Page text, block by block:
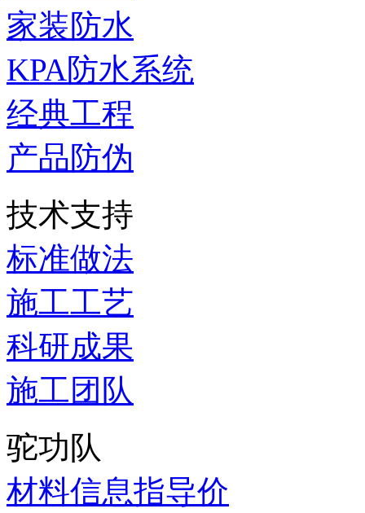
家装防水
KPA防水系统
经典工程
产品防伪
技术支持
标准做法
施工工艺
科研成果
施工团队
驼功队
材料信息指导价